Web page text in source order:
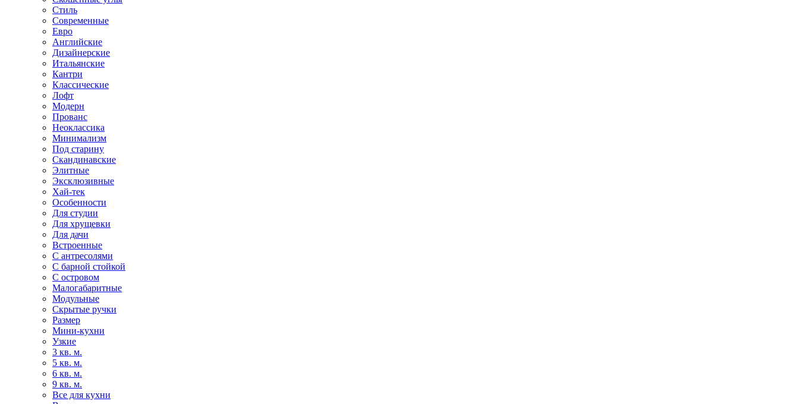
Стиль
Современные
Евро
Английские
Дизайнерские
Итальянские
Кантри
Классические
Лофт
Модерн
Прованс
Неоклассика
Минимализм
Под старину
Скандинавские
Элитные
Эксклюзивные
Хай-тек
Особенности
Для студии
Для хрущевки
Для дачи
Встроенные
С антресолями
С барной стойкой
С островом
Малогабаритные
Модульные
Скрытые ручки
Размер
Мини-кухни
Узкие
3 кв. м.
5 кв. м.
6 кв. м.
9 кв. м.
Все для кухни